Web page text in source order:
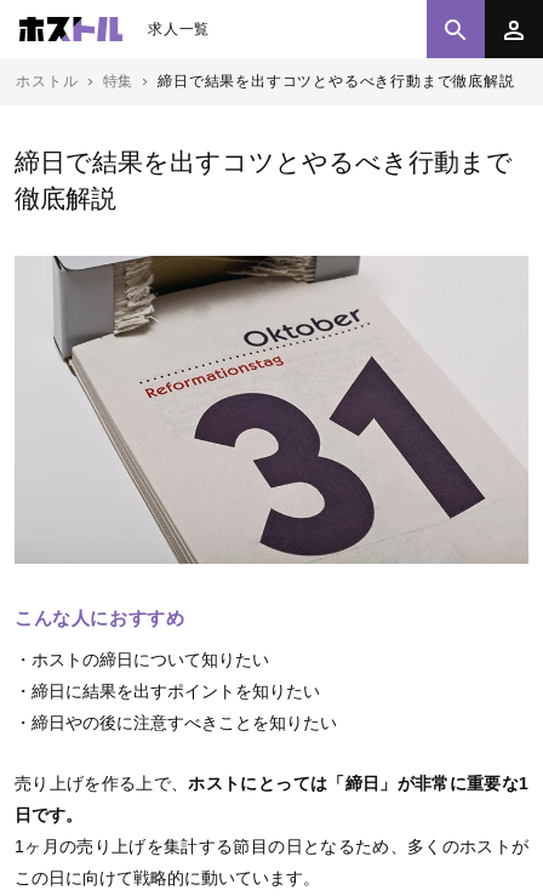
求人一覧
ホストル 特集 締日で結果を出すコツとやるべき行動まで徹底解説
締日で結果を出すコツとやるべき行動まで
徹底解説
こんな人におすすめ
・ホストの締日について知りたい
・締日に結果を出すポイントを知りたい
・締日やの後に注意すべきことを知りたい
売り上げを作る上で、ホストにとっては「締日」が非常に重要な1
日です。
1ヶ月の売り上げを集計する節目の日となるため、多くのホストが
この日に向けて戦略的に動いています。